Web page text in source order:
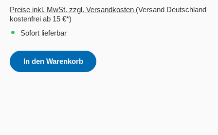
Preise inkl. MwSt. zzgl. Versandkosten (Versand Deutschland
kostenfrei ab 15 €*)
Sofort lieferbar
In den Warenkorb